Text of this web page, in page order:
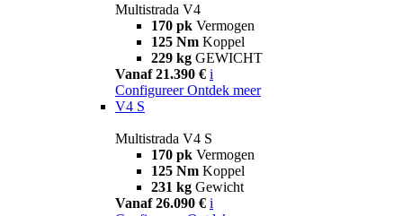
Multistrada V4
170 pk Vermogen
125 Nm Koppel
229 kg GEWICHT
Vanaf 21.390 € i
Configureer Ontdek meer
V4 S
Multistrada V4 S
170 pk Vermogen
125 Nm Koppel
231 kg Gewicht
Vanaf 26.090 € i